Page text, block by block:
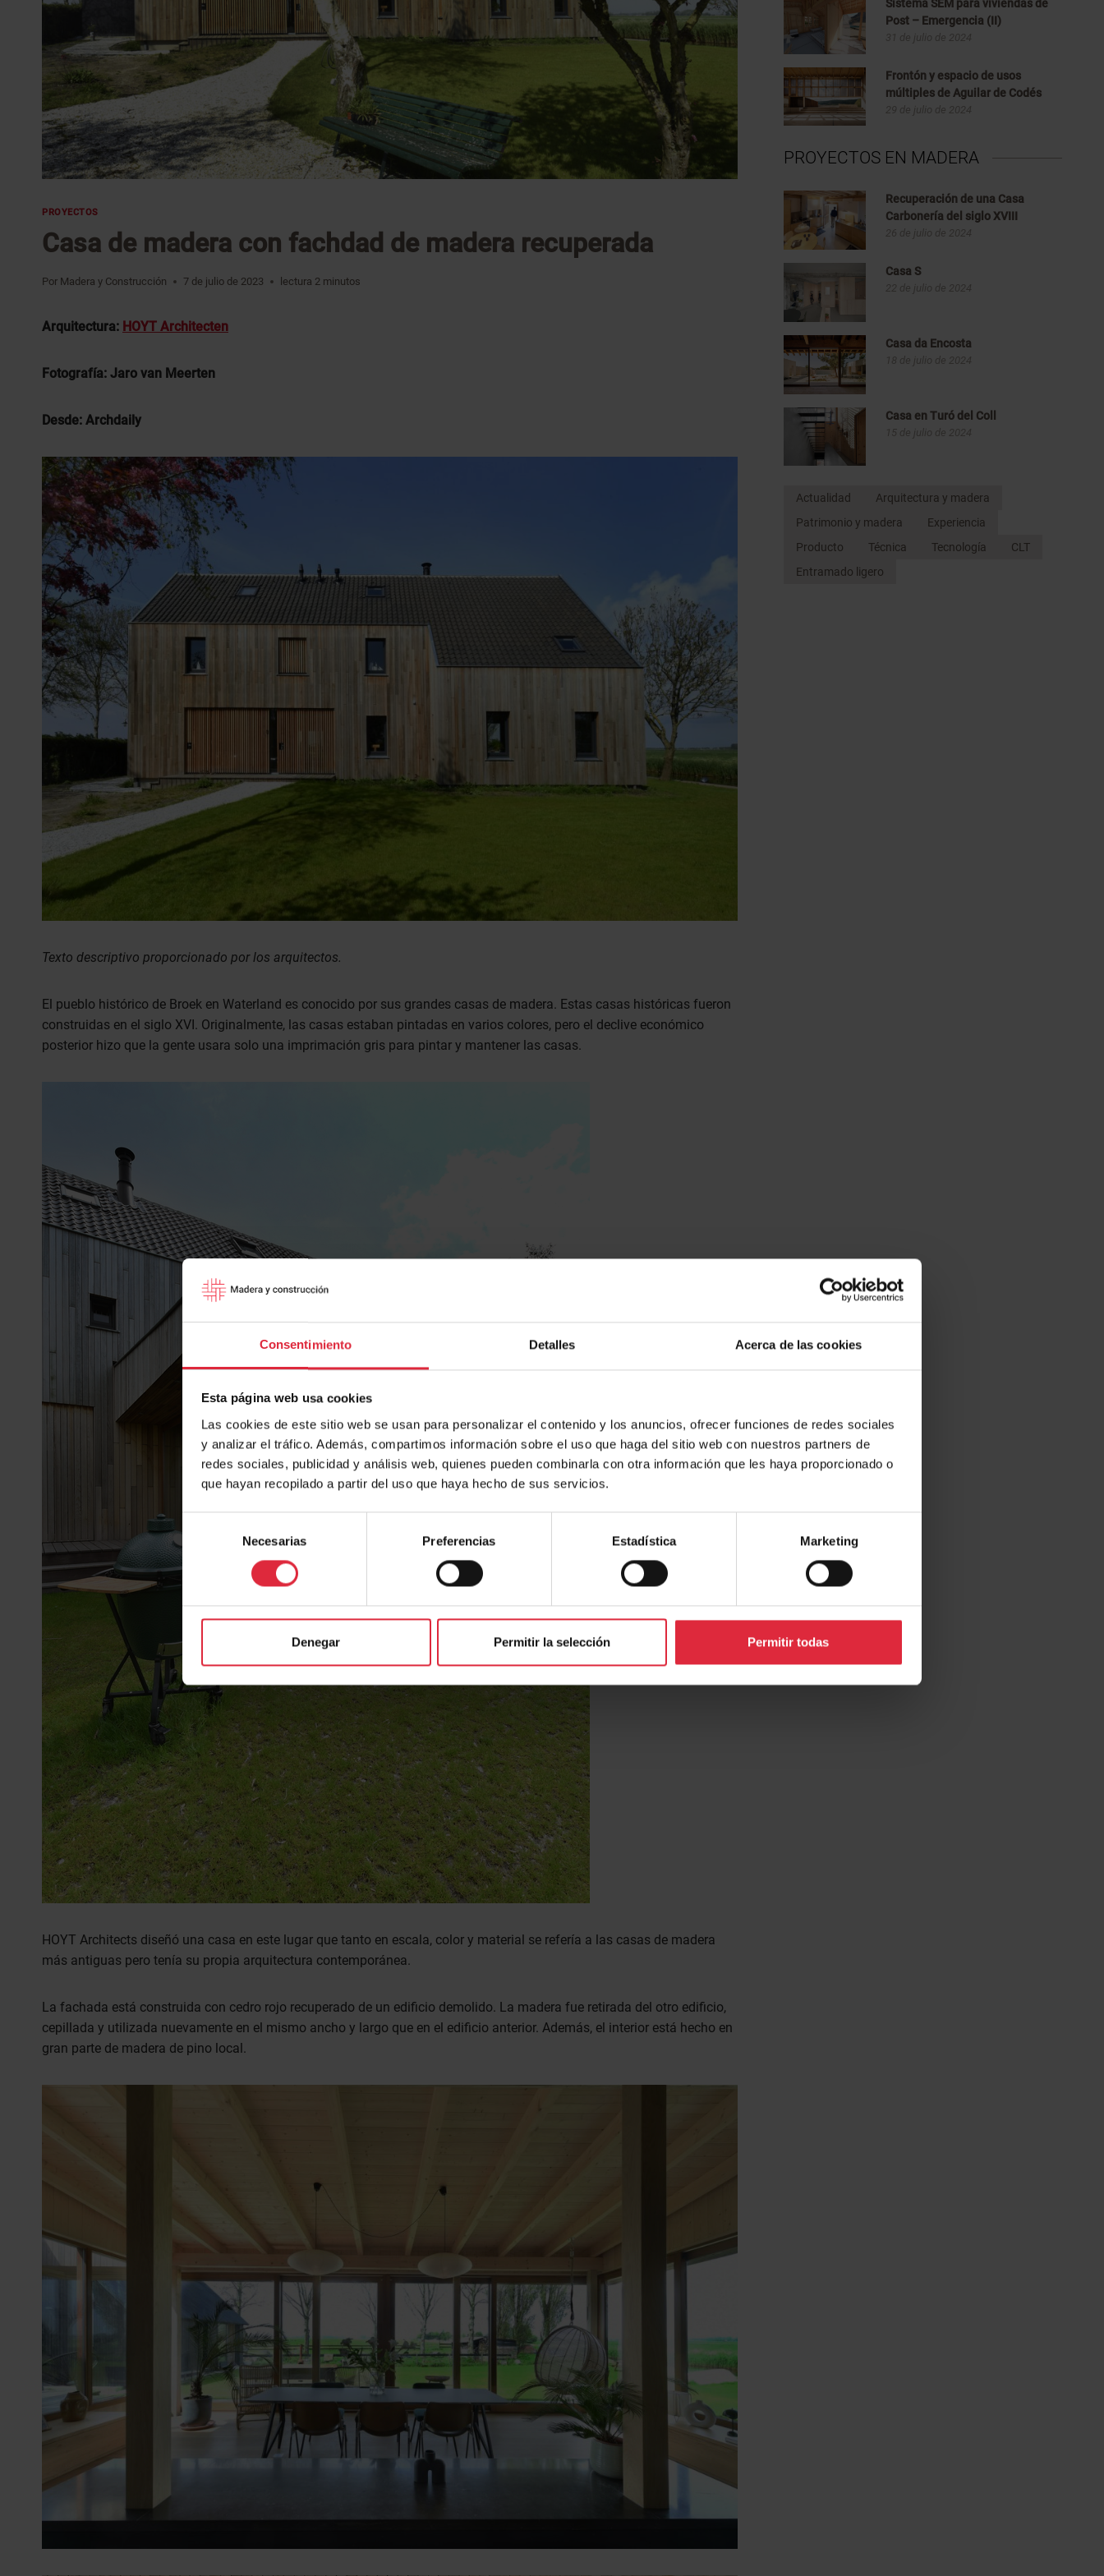
Consentimiento Detalles Acerca de las cookies
Esta página web usa cookies
Las cookies de este sitio web se usan para personalizar el contenido y los anuncios, ofrecer funciones de redes sociales
y analizar el tráfico. Además, compartimos información sobre el uso que haga del sitio web con nuestros partners de
redes sociales, publicidad y análisis web, quienes pueden combinarla con otra información que les haya proporcionado o
que hayan recopilado a partir del uso que haya hecho de sus servicios.
consentimiento
Necesarias Preferencias Estadística Marketing
Denegar Permitir la selección Permitir todas
PROYECTOS
Casa de madera con fachdad de madera recuperada
Por Madera y Construcción 7 de julio de 2023 lectura 2 minutos
Arquitectura: HOYT Architecten
Fotografía: Jaro van Meerten
Desde: Archdaily
Texto descriptivo proporcionado por los arquitectos.
El pueblo histórico de Broek en Waterland es conocido por sus grandes casas de madera. Estas casas históricas fueron
construidas en el siglo XVI. Originalmente, las casas estaban pintadas en varios colores, pero el declive económico
posterior hizo que la gente usara solo una imprimación gris para pintar y mantener las casas.
HOYT Architects diseñó una casa en este lugar que tanto en escala, color y material se refería a las casas de madera
más antiguas pero tenía su propia arquitectura contemporánea.
La fachada está construida con cedro rojo recuperado de un edificio demolido. La madera fue retirada del otro edificio,
cepillada y utilizada nuevamente en el mismo ancho y largo que en el edificio anterior. Además, el interior está hecho en
gran parte de madera de pino local.
Sistema SEM para viviendas de
Post – Emergencia (II)
31 de julio de 2024
Frontón y espacio de usos
múltiples de Aguilar de Codés
29 de julio de 2024
PROYECTOS EN MADERA
Recuperación de una Casa
Carbonería del siglo XVIII
26 de julio de 2024
Casa S
22 de julio de 2024
Casa da Encosta
18 de julio de 2024
Casa en Turó del Coll
15 de julio de 2024
Actualidad
Arquitectura y madera
Patrimonio y madera
Experiencia
Producto
Técnica Tecnología
CLT
Entramado ligero